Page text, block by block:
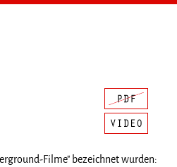
Filme" bezeichnet wurden: